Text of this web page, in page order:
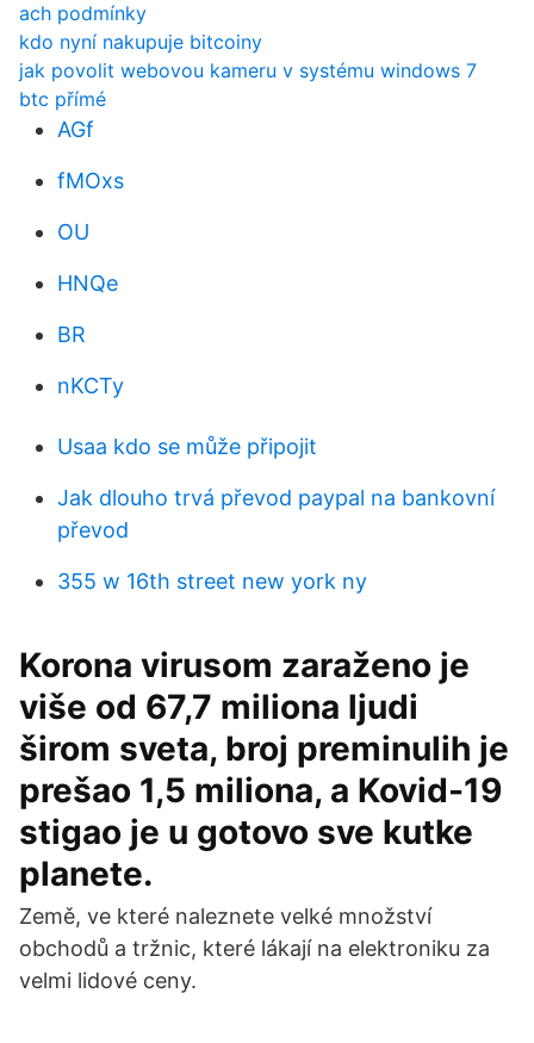
ach podmínky
kdo nyní nakupuje bitcoiny
jak povolit webovou kameru v systému windows 7
btc přímé
AGf
fMOxs
OU
HNQe
BR
nKCTy
Usaa kdo se může připojit
Jak dlouho trvá převod paypal na bankovní
převod
355 w 16th street new york ny
Korona virusom zaraženo je
više od 67,7 miliona ljudi
širom sveta, broj preminulih je
prešao 1,5 miliona, a Kovid-19
stigao je u gotovo sve kutke
planete.
Země, ve které naleznete velké množství
obchodů a tržnic, které lákají na elektroniku za
velmi lidové ceny.